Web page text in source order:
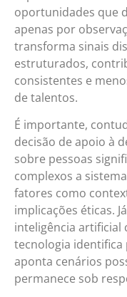
oportunidades que
apenas por
transforma sinais
estruturados,
consistentes e
de talentos.
É importante,
decisão de apoio à
sobre pessoas
complexos a
fatores como
implicações éticas.
inteligência artificial
tecnologia identifica
aponta cenários
permanece sob